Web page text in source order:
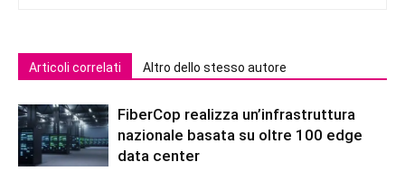
Articoli correlati Altro dello stesso autore
FiberCop realizza un’infrastruttura
nazionale basata su oltre 100 edge
data center